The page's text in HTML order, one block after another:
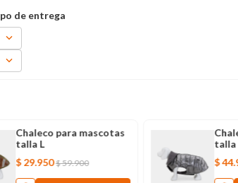
Chaleco para mascotas
talla L
$ 29.950 $59.900
talla
$44.